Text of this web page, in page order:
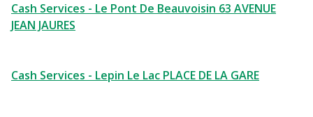
Cash Services - Le Pont De Beauvoisin 63 AVENUE
JEAN JAURES
Cash Services - Lepin Le Lac PLACE DE LA GARE